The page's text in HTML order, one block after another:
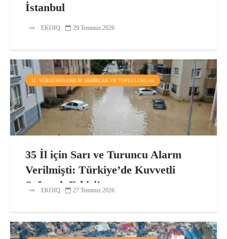
İstanbul
EKOIQ 29 Temmuz 2026
11. SÜRDÜRÜLEBILIR ŞEHIRLER VE TOPLULUKLAR
35 İl için Sarı ve Turuncu Alarm
Verilmişti: Türkiye’de Kuvvetli
Sağanak Etkisi!
EKOIQ 27 Temmuz 2026